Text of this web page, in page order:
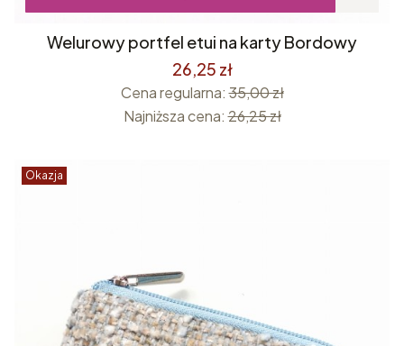
Welurowy portfel etui na karty Bordowy
26,25 zł
Cena regularna: 35,00 zł
Najniższa cena: 26,25 zł
Okazja